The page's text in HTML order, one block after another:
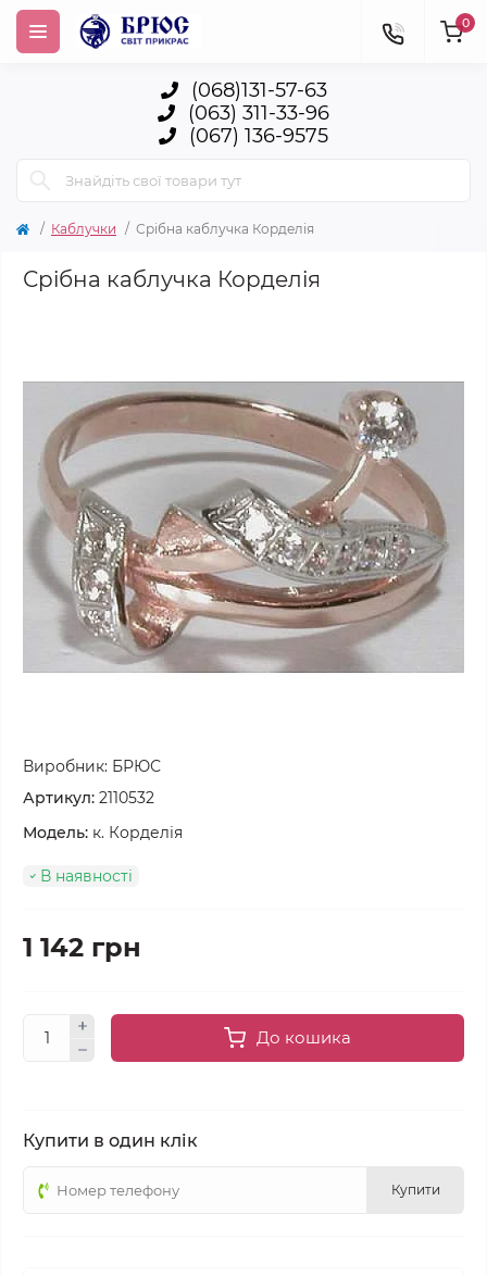
(068)131-57-63
(063) 311-33-96
(067) 136-9575
0
Каблучки Срібна каблучка Корделія
Срібна каблучка Корделія
Виробник: БРЮС
Артикул: 2110532
Модель: к. Корделія
В наявності
1 142 грн
До кошика
Купити в один клік
Купити